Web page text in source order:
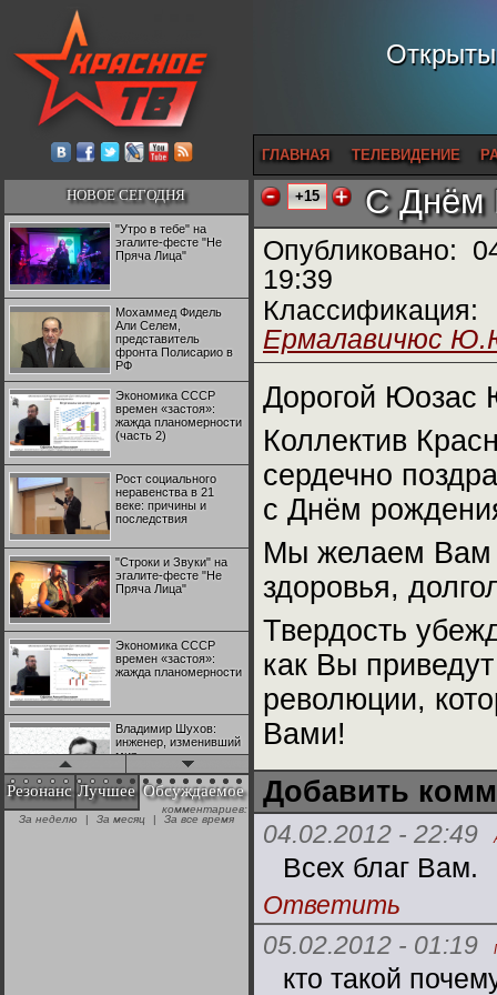
ГЛАВНАЯ ТЕЛЕВИДЕНИЕ
НОВОЕ СЕГОДНЯ
"Утро в тебе" на
эгалите-фесте "Не
Пряча Лица"
Мохаммед Фидель
Али Селем,
представитель
фронта Полисарио в
РФ
Экономика СССР
времен «застоя»:
жажда планомерности
(часть 2)
Рост социального
неравенства в 21
веке: причины и
последствия
"Строки и Звуки" на
эгалите-фесте "Не
Пряча Лица"
Экономика СССР
времен «застоя»:
жажда планомерности
Владимир Шухов:
инженер, изменивший
мир
"Аркадий Коц" на
эгалите-фесте "Не
Резонанс Лучшее Обсуждаемое
комментариев:
За неделю
| За месяц | За все время
+15 С Днём
Опубликовано:
19:39
Классификация:
Ермалавичюс
Дорогой Юозас
Коллектив
сердечно
с Днём
Мы желаем Вам
здоровья,
Твердость
как Вы
революции,
Вами!
Добавить
04.02.2012 - 22:49
Всех благ Вам.
Ответить
05.02.2012 - 01:19
кто такой